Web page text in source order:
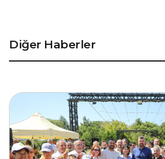
Diğer Haberler